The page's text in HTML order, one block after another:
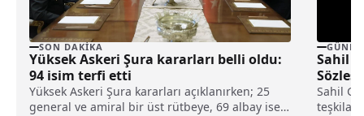
SON DAKIKA
Yüksek Askeri Şura kararları belli oldu:
94 isim terfi etti
Yüksek Askeri Şura kararları açıklanırken; 25
general ve amiral bir üst rütbeye, 69 albay ise
Sahil
Sahil